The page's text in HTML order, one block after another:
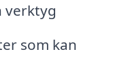
verktyg
som kan